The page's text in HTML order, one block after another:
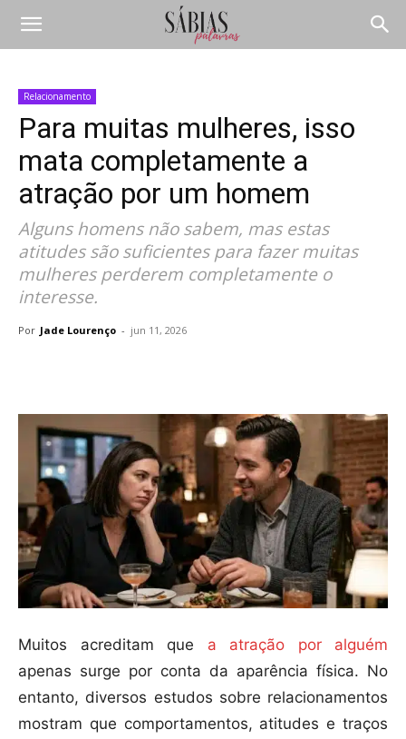
Relacionamento
Para muitas mulheres, isso
mata completamente a
atração por um homem
Alguns homens não sabem, mas estas
atitudes são suficientes para fazer muitas
mulheres perderem completamente o
interesse.
Por Jade Lourenço - jun 11, 2026
Muitos acreditam que a atração por alguém
apenas surge por conta da aparência física. No
entanto, diversos estudos sobre relacionamentos
mostram que comportamentos, atitudes e traços